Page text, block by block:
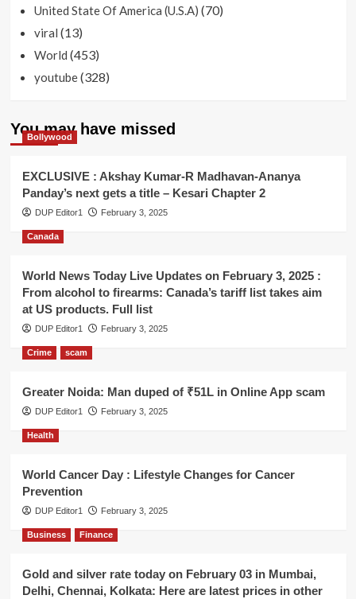
United State Of America (U.S.A) (70)
viral (13)
World (453)
youtube(328)
You may have missed
Bollywood
EXCLUSIVE : Akshay Kumar-R Madhavan-Ananya
Panday’s next gets a title – Kesari Chapter 2
DUP Editor1 February 3, 2025
Canada
World News Today Live Updates on February 3, 2025 :
From alcohol to firearms: Canada’s tariff list takes aim
at US products. Full list
DUP Editor1 February 3, 2025
Crime scam
Greater Noida: Man duped of ₹51L in Online App scam
DUP Editor1 February 3, 2025
Health
World Cancer Day : Lifestyle Changes for Cancer
Prevention
DUP Editor1 February 3, 2025
Business Finance
Gold and silver rate today on February 03 in Mumbai,
Delhi, Chennai, Kolkata: Here are latest prices in other